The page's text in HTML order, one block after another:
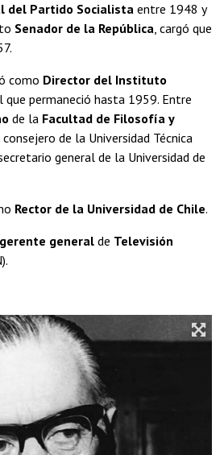
del Partido Socialista entre 1948 y
Senador de la República, cargó que
como Director del Instituto
que permaneció hasta 1959. Entre
de la Facultad de Filosofía y
de la Universidad Técnica
general de la Universidad de
Rector de la Universidad de Chile.
gerente general de Televisión